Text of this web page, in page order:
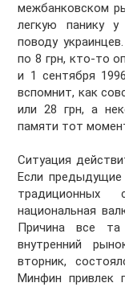
межбанковском
легкую панику
поводу
по 8 грн, кто-то
и 1 сентября
вспомнит, как
или 28 грн, а
памяти тот
Ситуация
Если
национальная
Причина все
внутренний
вторник,
Минфин привлек